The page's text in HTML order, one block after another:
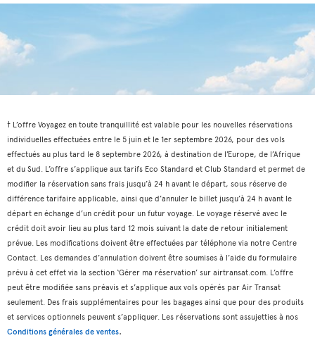
† L’offre Voyagez en toute tranquillité est valable pour les nouvelles réservations
individuelles effectuées entre le 5 juin et le 1er septembre 2026, pour des vols
effectués au plus tard le 8 septembre 2026, à destination de l’Europe, de l’Afrique
et du Sud. L’offre s’applique aux tarifs Eco Standard et Club Standard et permet de
modifier la réservation sans frais jusqu’à 24 h avant le départ, sous réserve de
différence tarifaire applicable, ainsi que d’annuler le billet jusqu’à 24 h avant le
départ en échange d’un crédit pour un futur voyage. Le voyage réservé avec le
crédit doit avoir lieu au plus tard 12 mois suivant la date de retour initialement
prévue. Les modifications doivent être effectuées par téléphone via notre Centre
Contact. Les demandes d’annulation doivent être soumises à l’aide du formulaire
prévu à cet effet via la section ‘Gérer ma réservation’ sur airtransat.com. L’offre
peut être modifiée sans préavis et s’applique aux vols opérés par Air Transat
seulement. Des frais supplémentaires pour les bagages ainsi que pour des produits
et services optionnels peuvent s’appliquer. Les réservations sont assujetties à nos
Conditions générales de ventes.